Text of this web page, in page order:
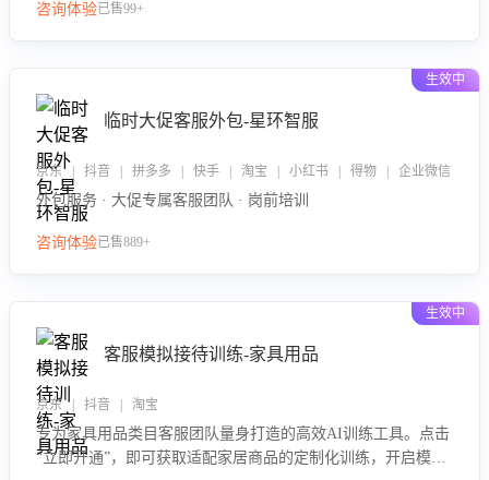
咨询体验已售99+
生效中
临时大促客服外包-星环智服
京东 | 抖音 | 拼多多 | 快手 | 淘宝 | 小红书 | 得物 | 企业微信
外包服务 · 大促专属客服团队 · 岗前培训
咨询体验已售889+
生效中
客服模拟接待训练-家具用品
京东 | 抖音 | 淘宝
专为家具用品类目客服团队量身打造的高效AI训练工具。点击
“立即开通”，即可获取适配家居商品的定制化训练，开启模拟